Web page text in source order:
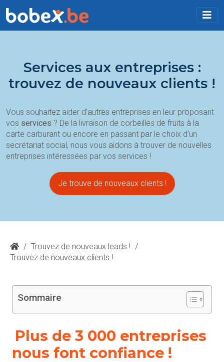
Services aux entreprises :
trouvez de nouveaux clients !
Vous souhaitez aider d’autres entreprises en leur proposant
vos services ? De la livraison de corbeilles de fruits à la
carte carburant ou encore en passant par le choix d’un
secrétariat social, nous vous aidons à trouver de nouvelles
entreprises intéressées par vos services !
Je trouve de nouveaux clients !
/ Trouvez de nouveaux leads ! /
Trouvez de nouveaux clients !
Sommaire
Plus de 3 000 entreprises
nous font confiance !